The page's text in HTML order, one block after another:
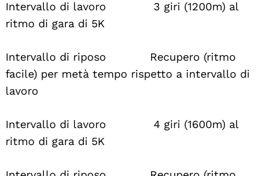
Intervallo di lavoro 3 giri (1200m) al
ritmo di gara di 5K
Intervallo di riposo Recupero (ritmo
facile) per metà tempo rispetto a intervallo di
lavoro
Intervallo di lavoro 4 giri (1600m) al
ritmo di gara di 5K